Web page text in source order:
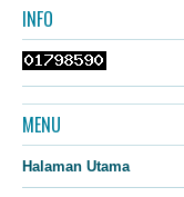
INFO
MENU
Halaman Utama